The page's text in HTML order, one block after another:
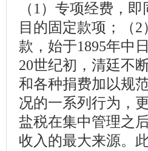
（1）专项经费，
目的固定款项；（
款，始于1895年中
20世纪初，清廷不
和各种捐费加以规
况的一系列行为，
盐税在集中管理之
收入的最大来源。